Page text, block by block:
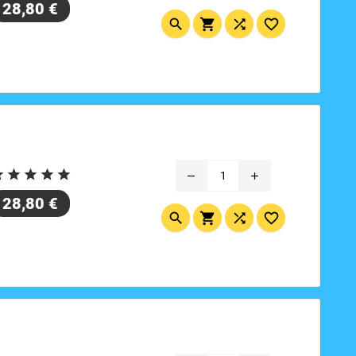
28,80 €
   
   
28,80 € Prix
remove add
   